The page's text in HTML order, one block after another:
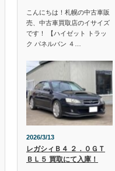
こんにちは！札幌の中古車販
売、中古車買取店のイサイズ
です！ 【ハイゼット トラッ
ク パネルバン ４…
2026/3/13
レガシィＢ４ ２．０ＧＴ
ＢＬ５ 買取にて入庫！